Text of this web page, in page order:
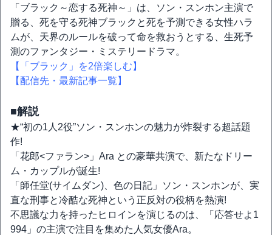
「ブラック～恋する死神～」は、ソン・スンホン主演で
贈る、死を守る死神ブラックと死を予測できる女性ハラ
ムが、天界のルールを破って命を救おうとする、生死予
測のファンタジー・ミステリードラマ。
【「ブラック」を2倍楽しむ】
【配信先・最新記事一覧】
■解説
★“初の1人2役”ソン・スンホンの魅力が炸裂する超話題
作!
「花郎<ファラン>」Ara との豪華共演で、新たなドリー
ム・カップルが誕生!
「師任堂(サイムダン)、色の日記」ソン・スンホンが、実
直な刑事と冷酷な死神という正反対の役柄を熱演!
不思議な力を持ったヒロインを演じるのは、「応答せよ1
994」の主演で注目を集めた人気女優Ara。